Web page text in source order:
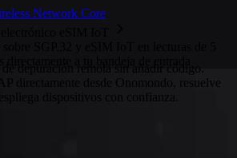
Network Core
de depuración remota sin añadir código.
directamente desde Onomondo, resuelve
dispositivos con confianza.